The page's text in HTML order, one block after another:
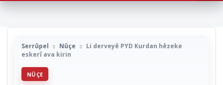
Serrûpel Nûçe
Li derveyê PYD Kurdan hêzeke
eskerî ava kirin
NÛÇE